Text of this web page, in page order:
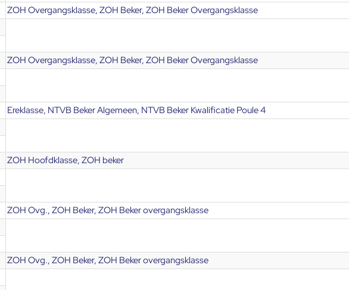
ZOH Overgangsklasse, ZOH Beker, ZOH Beker Overgangsklasse
ZOH Overgangsklasse, ZOH Beker, ZOH Beker Overgangsklasse
Ereklasse, NTVB Beker Algemeen, NTVB Beker Kwalificatie Poule 4
ZOH Hoofdklasse, ZOH beker
ZOH Ovg., ZOH Beker, ZOH Beker overgangsklasse
ZOH Ovg., ZOH Beker, ZOH Beker overgangsklasse